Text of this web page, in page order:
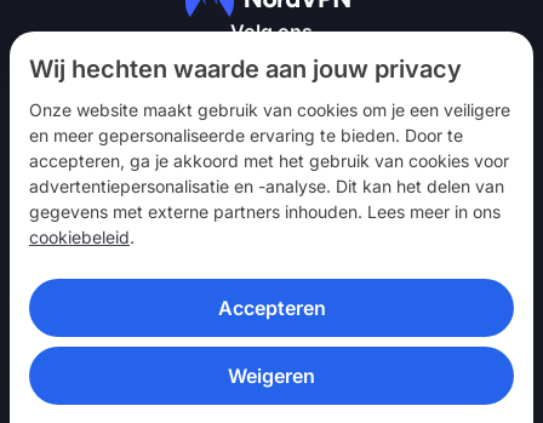
Wij hechten waarde aan jouw privacy
Onze website maakt gebruik van cookies om je een veiligere
en meer gepersonaliseerde ervaring te bieden. Door te
accepteren, ga je akkoord met het gebruik van cookies voor
advertentiepersonalisatie en -analyse. Dit kan het delen van
gegevens met externe partners inhouden. Lees meer in ons
cookiebeleid.
Accepteren
Weigeren
Volg ons
NordVPN
Betrekken
Hulp
Ontdek
VPN-APPS